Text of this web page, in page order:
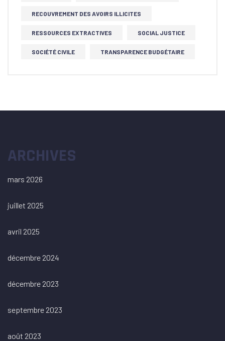
RECOUVREMENT DES AVOIRS ILLICITES
RESSOURCES EXTRACTIVES SOCIAL JUSTICE
SOCIÉTÉ CIVILE TRANSPARENCE BUDGÉTAIRE
ARCHIVES
mars 2026
juillet 2025
avril 2025
décembre 2024
décembre 2023
septembre 2023
août 2023